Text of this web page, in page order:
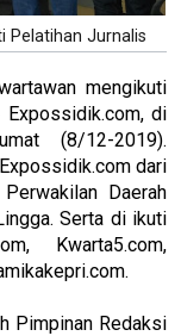
Pelatihan Jurnalis
mengikuti
di
(8/12-2019).
dari
Daerah
Serta di ikuti
Kwarta5.com,
Pimpinan Redaksi